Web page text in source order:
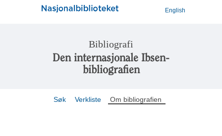
English
Bibliografi
Den internasjonale Ibsen-
bibliografien
Søk Verkliste Om bibliografien